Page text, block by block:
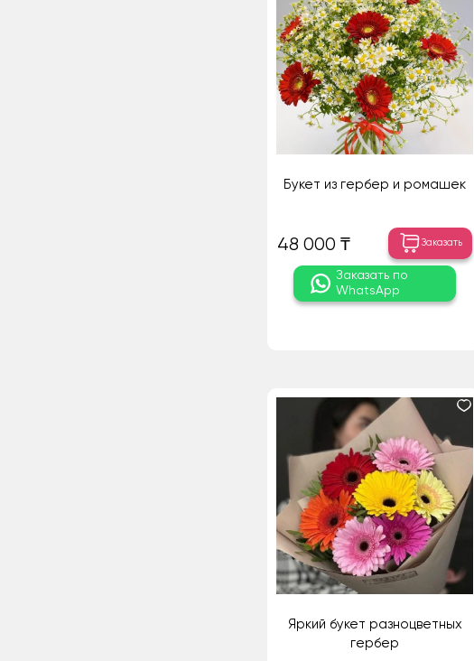
Букет из гербер и ромашек
48 000 ₸ Заказать
Заказать по
WhatsApp
Яркий букет разноцветных
гербер